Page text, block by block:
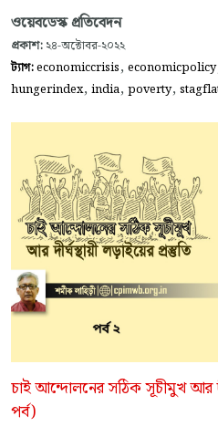
ওয়েবডেস্ক প্রতিবেদন
প্রকাশ: ২৪-অক্টোবর-২০২২
ট্যাগ:economiccrisis, economicpolicy
hungerindex, india, poverty,
চাই আন্দোলনের সঠিক সূচীমুখ আর
পর্ব)